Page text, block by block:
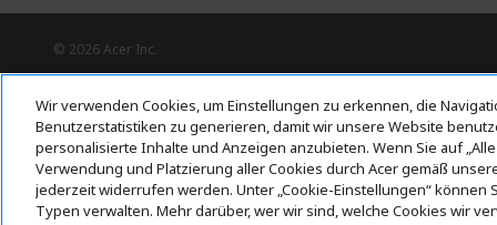
© 2026 Acer Inc.
CPYou BV ist der autorisierte Wiederverkäufer und Händler der
Produkte und Dienstleistungen, die in diesem Shop angeboten
werden.
Wir verwenden Cookies, um Einstellungen zu erkennen, die
Benutzerstatistiken zu generieren, damit wir unsere Website
personalisierte Inhalte und Anzeigen anzubieten. Wenn Sie auf
Verwendung und Platzierung aller Cookies durch Acer gemäß
jederzeit widerrufen werden. Unter „Cookie-Einstellungen“
Typen verwalten. Mehr darüber, wer wir sind, welche Cookies wir